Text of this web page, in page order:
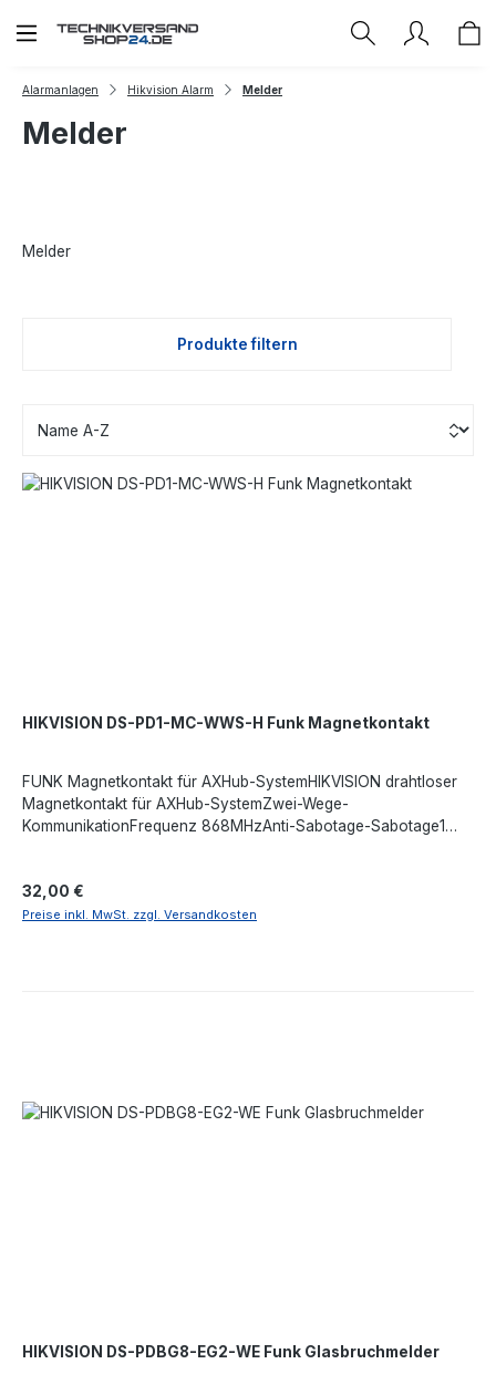
Zum Hauptinhalt springen
Alarmanlagen Hikvision Alarm Melder
Melder
Melder
Produkte filtern
HIKVISION DS-PD1-MC-WWS-H Funk Magnetkontakt
FUNK Magnetkontakt für AXHub-SystemHIKVISION drahtloser
Magnetkontakt für AXHub-SystemZwei-Wege-
KommunikationFrequenz 868MHzAnti-Sabotage-Sabotage1
Regulärer Preis:
32,00 €
Preise inkl. MwSt. zzgl. Versandkosten
HIKVISION DS-PDBG8-EG2-WE Funk Glasbruchmelder